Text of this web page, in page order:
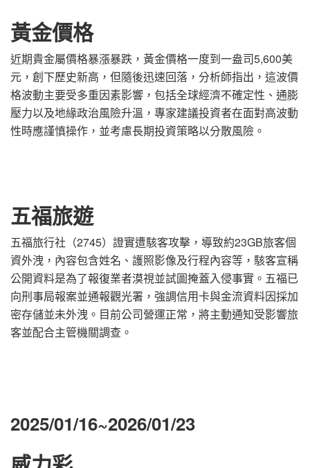
黃金價格
近期貴金屬價格暴漲暴跌，黃金價格一度到一盎司5,600美
元，創下歷史新高，但隨後迅速回落，分析師指出，這波價
格波動主要受多重因素影響，包括全球經濟不確定性、通膨
壓力以及地緣政治風險升溫，專家建議投資者在面對高波動
性時應謹慎操作，並考慮長期投資策略以分散風險。
五福旅遊
五福旅行社（2745）證實遭駭客攻擊，導致約23GB旅客個
資外洩，內容包含姓名、護照影像及行程內容等，駭客宣稱
公開資料是為了報復業者漠視並試圖掩蓋入侵事實。五福已
向刑事局報案並通報觀光署，強調信用卡與金流資料因採加
密存儲並未外洩。目前公司營運正常，將主動通知受影響旅
客並配合主管機關調查。
2025/01/16~2026/01/23